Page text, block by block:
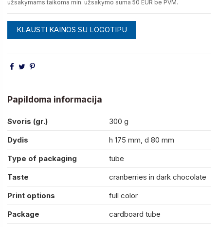
užsakymams taikoma min. užsakymo suma 50 EUR be PVM.
KLAUSTI KAINOS SU LOGOTIPU
Papildoma informacija
Svoris (gr.)
300 g
Dydis
h 175 mm, d 80 mm
Type of packaging
tube
Taste
cranberries in dark chocolate
Print options
full color
Package
cardboard tube